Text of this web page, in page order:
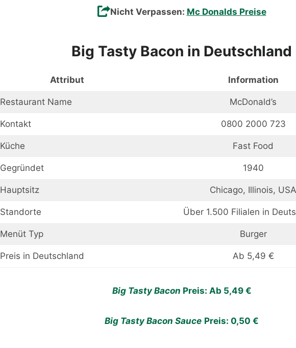
Nicht Verpassen: Mc Donalds Preise
Big Tasty Bacon in Deutschland
Attribut Information
Restaurant Name McDonald’s
Kontakt 0800 2000 723
Küche Fast Food
Gegründet 1940
Hauptsitz Chicago, Illinois, USA
Standorte Über 1.500 Filialen in
Menüt Typ Burger
Preis in Deutschland Ab 5,49 €
Big Tasty Bacon Preis: Ab 5,49 €
Big Tasty Bacon Sauce Preis: 0,50 €